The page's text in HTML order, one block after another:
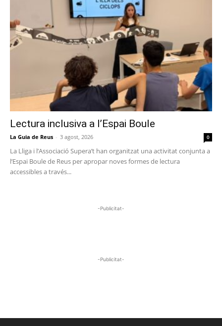
Lectura inclusiva a l’Espai Boule
La Guia de Reus - 3 agost, 2026 0
La Lliga i l’Associació Supera’t han organitzat una activitat conjunta a
l’Espai Boule de Reus per apropar noves formes de lectura
accessibles a través...
-Publicitat-
-Publicitat-